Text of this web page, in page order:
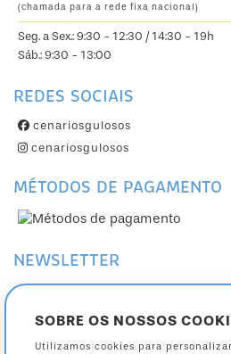
(chamada para a rede fixa nacional)
Seg. a Sex.: 9:30 - 12:30 / 14:30 - 19h
Sáb.: 9:30 - 13:00
REDES SOCIAIS
cenariosgulosos
cenariosgulosos
MÉTODOS DE PAGAMENTO
NEWSLETTER
Cancele a sua subscrição
SOBRE OS NOSSOS
Utilizamos cookies para